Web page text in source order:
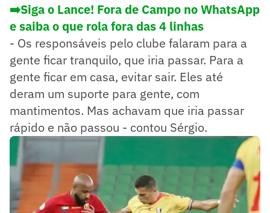
➡️Siga o Lance! Fora de Campo no WhatsApp
e saiba o que rola fora das 4 linhas
- Os responsáveis pelo clube falaram para a
gente ficar tranquilo, que iria passar. Para a
gente ficar em casa, evitar sair. Eles até
deram um suporte para gente, com
mantimentos. Mas achavam que iria passar
rápido e não passou - contou Sérgio.